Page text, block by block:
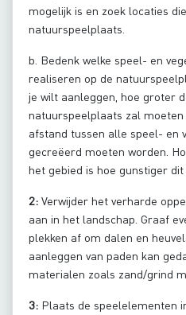
mogelijk is en zoek locaties
natuurspeelplaats.
b. Bedenk welke speel- en
realiseren op de
je wilt aanleggen, hoe groter
natuurspeelplaats zal
afstand tussen alle speel- en
gecreëerd moeten worden.
het gebied is hoe gunstiger
2: Verwijder het verharde
aan in het landschap. Graaf
plekken af om dalen en
aanleggen van paden kan
materialen zoals zand/grind
3: Plaats de speelelementen